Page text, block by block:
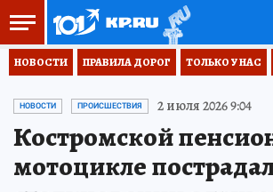
НОВОСТИ ПРАВИЛА ДОРОГ ТОЛЬКО У НАС
НОВОСТИ ПРОИСШЕСТВИЯ 2 июля 2026 9:04
Костромской
мотоцикле